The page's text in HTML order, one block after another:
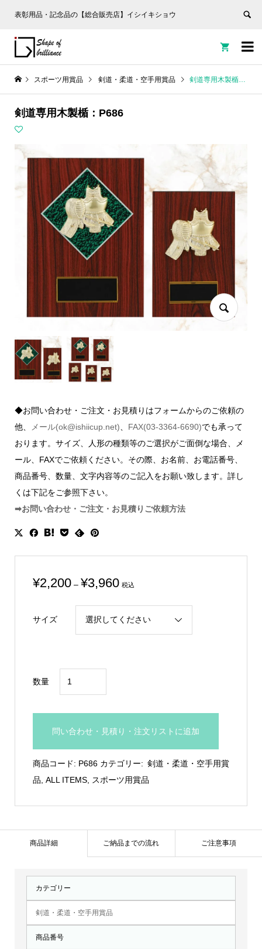
表彰用品・記念品の【総合販売店】イシイキショウ


スポーツ用賞品 剣道・柔道・空手用賞品 剣道専用木製楯：P686
剣道専用木製楯：P686
◆お問い合わせ・ご注文・お見積りはフォームからのご依頼の
他、
メール(ok@ishiicup.net) FAX(03-3364-6690)でも承って
おります。サイズ、人形の種類等のご選択がご面倒な場合、メ
ール、FAXでご依頼ください。その際、お名前、お電話番号、
商品番号、数量、文字内容等のご記入をお願い致します。詳し
くは下記をご参照下さい。
➡お問い合わせ・ご注文・お見積りご依頼方法
¥2,200 – ¥3,960価
¥2,200
税込
サイズ
数量
道
個
問い合わせ・見積り・注文リストに追加
商品コード: P686 カテゴリー: 剣道・柔道・空手用賞
品 ALL ITEMS, スポーツ用賞品
商品詳細 ご納品までの流れ ご注意事項
カテゴリー
剣道・柔道・空手用賞品
商品番号